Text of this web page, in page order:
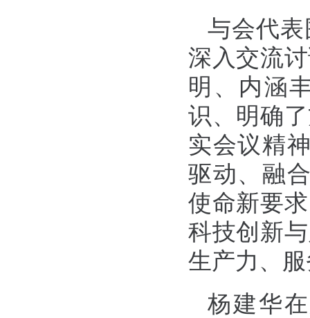
与会代
深入交流
明、内涵
识、明确
实会议精
驱动、融
使命新要
科技创新
生产力、
杨建华